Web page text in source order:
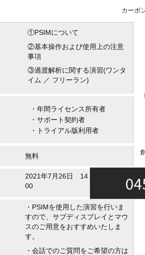
カーボ
①PSIMについて
②基本操作および使用上の注意
事項
③過渡解析に関する演習(ワンタ
イム ／ フリーラン)
・年間ライセンス所有者
・サポート契約者
・トライアル版利用者
無料
2021年7月26日 14：00～15：
00
・PSIMを使用した演習を行いま
すので、サブディスプレイとマウ
スのご用意をおすすめいたしま
す。
・会話でのご質問をご希望の方は